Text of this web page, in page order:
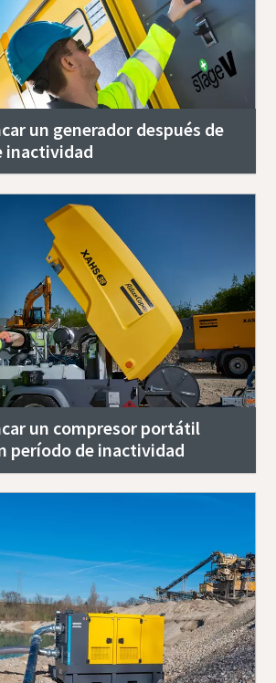
un generador después de
inactividad
un compresor portátil
período de inactividad